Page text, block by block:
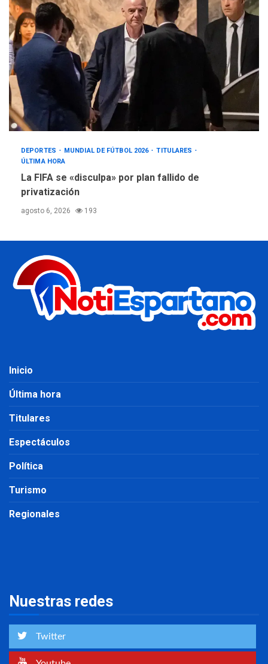
DEPORTES MUNDIAL DE FÚTBOL 2026
TITULARES
ÚLTIMA HORA
La FIFA se «disculpa» por plan fallido de
privatización
agosto 6, 2026 193
Inicio
Última hora
Titulares
Espectáculos
Política
Turismo
Regionales
Nuestras redes
Twitter